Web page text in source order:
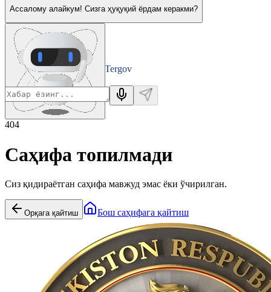
Tergov
Departamenti
Ассалому алайкум! Сизга ҳуқуқий ёрдам керакми?
404
Саҳифа топилмади
Сиз қидираётган саҳифа мавжуд эмас ёки ўчирилган.
Орқага қайтиш Бош саҳифага қайтиш